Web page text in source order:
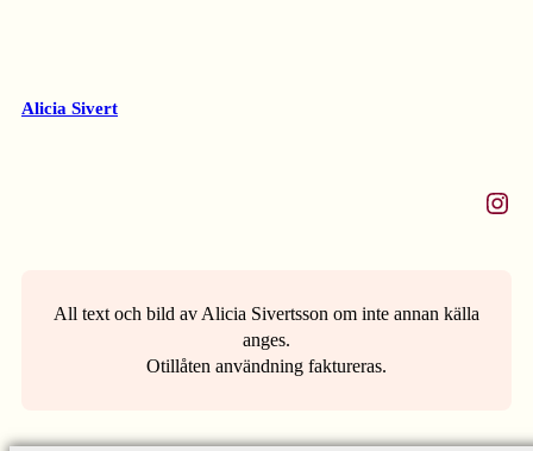
Alicia Sivert
Instagram
All text och bild av Alicia Sivertsson om inte annan källa
anges.
Otillåten användning faktureras.